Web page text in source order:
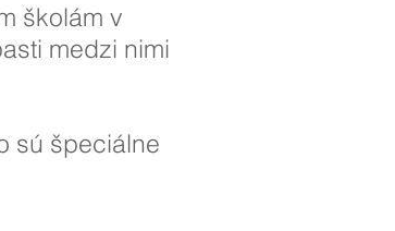
školám v
medzi nimi
sú špeciálne